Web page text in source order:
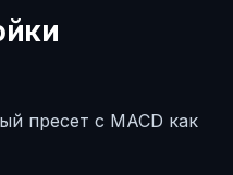
пресет с MACD как